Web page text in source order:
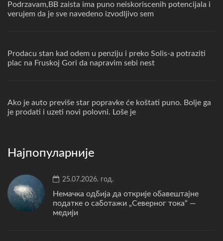
Podrzavam,BB zaista ima puno neiskoriscenih potencijala i
verujem da je sve navedeno izvodljivo sem
Prodacu stan kad odem u penziju i preko Solis-a potraziti
plac na Fruskoj Gori da napravim sebi nest
Ako je auto previše star popravke će koštati puno. Bolje ga
je prodati i uzeti novi polovni. Loše je
Најпопуларније
25.07.2026. год.
Немачка одбија да открије обавештајне
податке о саботажи „Северног тока“ —
медији